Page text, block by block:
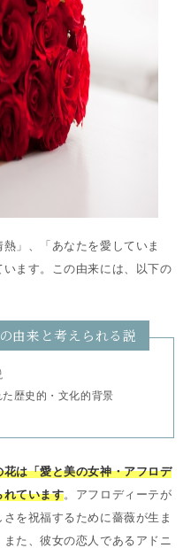
」、「あなたを愛していま
ます。この由来には、以下の
由来と考えられる説
歴史的・文化的背景
花は「愛と美の女神・アフロデ
れています。アフロディーテが
を祝福するために薔薇が生ま
た、彼女の恋人であるアドニ